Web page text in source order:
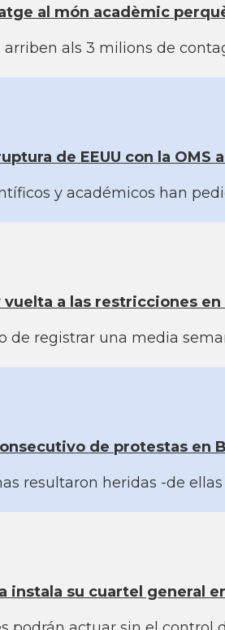
al món acadèmic
arriben als 3 milions de
de EEUU con la
y académicos han
vuelta a las restricciones
de registrar una media
de protestas en
resultaron heridas -de
instala su cuartel general